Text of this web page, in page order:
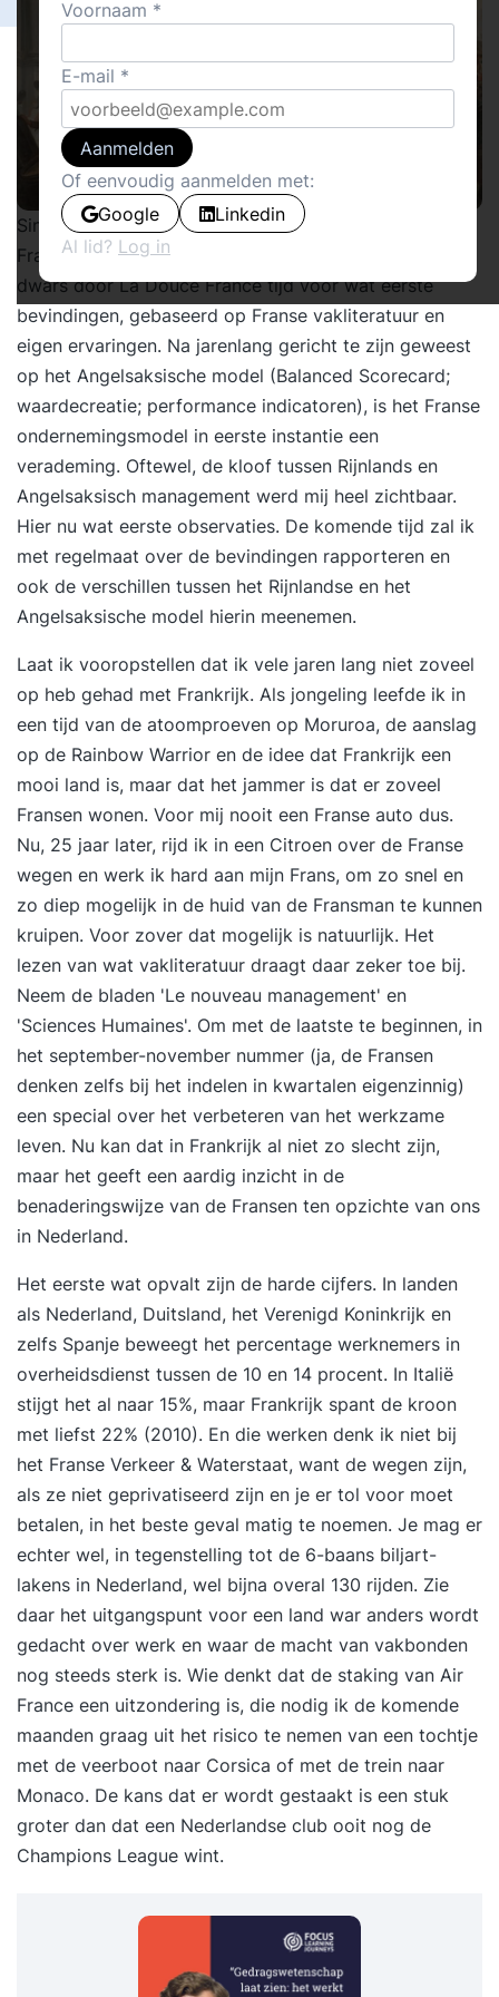
Sinds enkele maanden ben ik veelvuldig te vinden in
Frankrijk, Na enkele drukke maanden en veel gereis
dwars door La Douce France tijd voor wat eerste
bevindingen, gebaseerd op Franse vakliteratuur en
eigen ervaringen. Na jarenlang gericht te zijn geweest
op het Angelsaksische model (Balanced Scorecard;
waardecreatie; performance indicatoren), is het Franse
ondernemingsmodel in eerste instantie een
verademing. Oftewel, de kloof tussen Rijnlands en
Angelsaksisch management werd mij heel zichtbaar.
Hier nu wat eerste observaties. De komende tijd zal ik
met regelmaat over de bevindingen rapporteren en
ook de verschillen tussen het Rijnlandse en het
Angelsaksische model hierin meenemen.
Laat ik vooropstellen dat ik vele jaren lang niet zoveel
op heb gehad met Frankrijk. Als jongeling leefde ik in
een tijd van de atoomproeven op Moruroa, de aanslag
op de Rainbow Warrior en de idee dat Frankrijk een
mooi land is, maar dat het jammer is dat er zoveel
Fransen wonen. Voor mij nooit een Franse auto dus.
Nu, 25 jaar later, rijd ik in een Citroen over de Franse
wegen en werk ik hard aan mijn Frans, om zo snel en
zo diep mogelijk in de huid van de Fransman te kunnen
kruipen. Voor zover dat mogelijk is natuurlijk. Het
lezen van wat vakliteratuur draagt daar zeker toe bij.
Neem de bladen 'Le nouveau management' en
'Sciences Humaines'. Om met de laatste te beginnen, in
het september-november nummer (ja, de Fransen
denken zelfs bij het indelen in kwartalen eigenzinnig)
een special over het verbeteren van het werkzame
leven. Nu kan dat in Frankrijk al niet zo slecht zijn,
maar het geeft een aardig inzicht in de
benaderingswijze van de Fransen ten opzichte van ons
in Nederland.
Het eerste wat opvalt zijn de harde cijfers. In landen
als Nederland, Duitsland, het Verenigd Koninkrijk en
zelfs Spanje beweegt het percentage werknemers in
overheidsdienst tussen de 10 en 14 procent. In Italië
stijgt het al naar 15%, maar Frankrijk spant de kroon
met liefst 22% (2010). En die werken denk ik niet bij
het Franse Verkeer & Waterstaat, want de wegen zijn,
als ze niet geprivatiseerd zijn en je er tol voor moet
betalen, in het beste geval matig te noemen. Je mag er
echter wel, in tegenstelling tot de 6-baans biljart-
lakens in Nederland, wel bijna overal 130 rijden. Zie
daar het uitgangspunt voor een land war anders wordt
gedacht over werk en waar de macht van vakbonden
nog steeds sterk is. Wie denkt dat de staking van Air
France een uitzondering is, die nodig ik de komende
maanden graag uit het risico te nemen van een tochtje
met de veerboot naar Corsica of met de trein naar
Monaco. De kans dat er wordt gestaakt is een stuk
groter dan dat een Nederlandse club ooit nog de
Champions League wint.
Voornaam
E-mail
Aanmelden
Of eenvoudig aanmelden met:
Google
Linkedin
Al lid? Log in